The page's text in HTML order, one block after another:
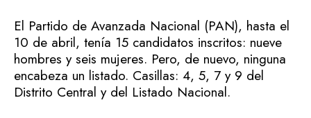
El Partido de Avanzada Nacional (PAN), hasta el
10 de abril, tenía 15 candidatos inscritos: nueve
hombres y seis mujeres. Pero, de nuevo, ninguna
encabeza un listado. Casillas: 4, 5, 7 y 9 del
Distrito Central y del Listado Nacional.